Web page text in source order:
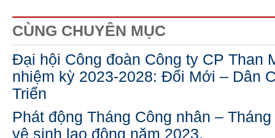
CÙNG CHUYÊN MỤC
Đại hội Công đoàn Công ty CP Than
nhiệm kỳ 2023-2028: Đổi Mới – Dân
Triển
Phát động Tháng Công nhân –
vệ sinh lao động năm 2023.